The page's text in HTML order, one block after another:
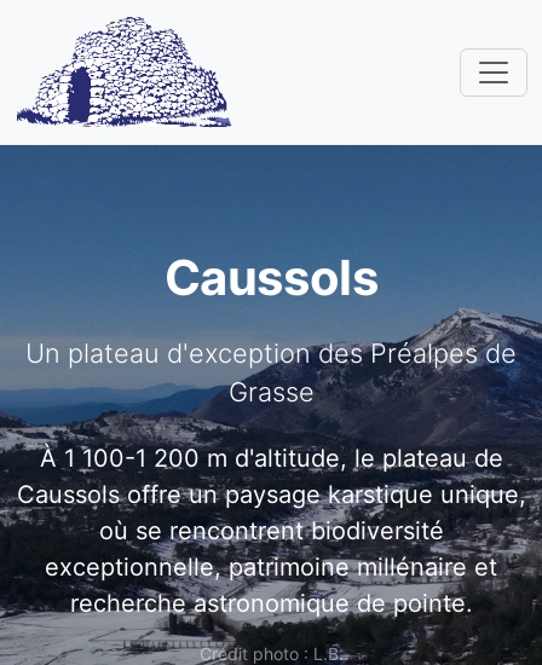
Caussols
Un plateau d'exception des Préalpes de
Grasse
À 1 100-1 200 m d'altitude, le plateau de
Caussols offre un paysage karstique unique,
où se rencontrent biodiversité
exceptionnelle, patrimoine millénaire et
recherche astronomique de pointe.
Crédit photo : L.B.